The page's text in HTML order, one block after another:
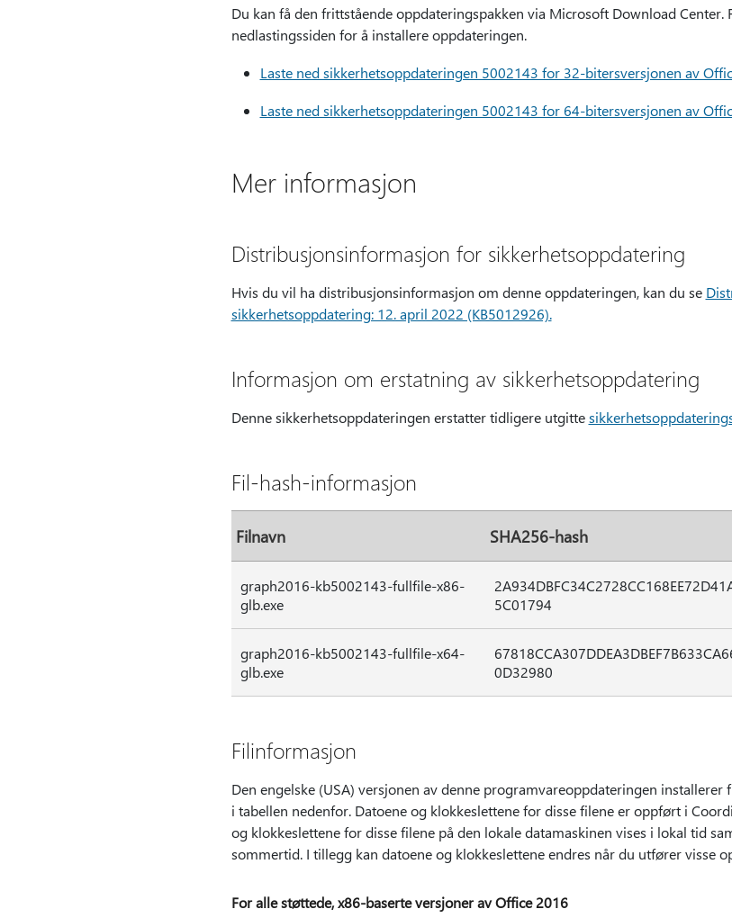
Du kan få den frittstående oppdateringspakken via Microsoft Download Center.
nedlastingssiden for å installere oppdateringen.
Laste ned sikkerhetsoppdateringen 5002143 for 32-bitersversjonen av
Laste ned sikkerhetsoppdateringen 5002143 for 64-bitersversjonen av
Mer informasjon
Distribusjonsinformasjon for sikkerhetsoppdatering
Hvis du vil ha distribusjonsinformasjon om denne oppdateringen, kan du se
sikkerhetsoppdatering: 12. april 2022 (KB5012926).
Informasjon om erstatning av sikkerhetsoppdatering
Denne sikkerhetsoppdateringen erstatter tidligere utgitte
Fil-hash-informasjon
Filnavn SHA256-hash
graph2016-kb5002143-fullfile-x86-
glb.exe
5C01794
graph2016-kb5002143-fullfile-x64-
glb.exe
0D32980
Filinformasjon
Den engelske (USA) versjonen av denne programvareoppdateringen
i tabellen nedenfor. Datoene og klokkeslettene for disse filene er oppført i
og klokkeslettene for disse filene på den lokale datamaskinen vises i lokal tid
sommertid. I tillegg kan datoene og klokkeslettene endres når du utfører visse
For alle støttede, x86-baserte versjoner av Office 2016